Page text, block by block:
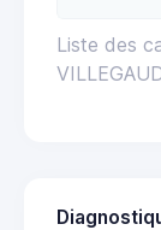
Liste des